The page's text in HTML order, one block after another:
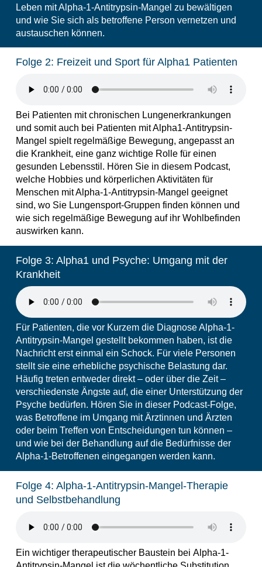
Leben mit Alpha-1-Antitrypsin-Mangel zu bewältigen
und wie Sie sich als betroffene Person vernetzen und
austauschen können.
Folge 2: Freizeit und Sport für Alpha1 Patienten
Bei Patienten mit chronischen Lungenerkrankungen
und somit auch bei Patienten mit Alpha1-Antitrypsin-
Mangel spielt regelmäßige Bewegung, angepasst an
die Krankheit, eine ganz wichtige Rolle für einen
gesunden Lebensstil. Hören Sie in diesem Podcast,
welche Hobbies und körperlichen Aktivitäten für
Menschen mit Alpha-1-Antitrypsin-Mangel geeignet
sind, wo Sie Lungensport-Gruppen finden können und
wie sich regelmäßige Bewegung auf ihr Wohlbefinden
auswirken kann.
Folge 3: Alpha1 und Psyche: Umgang mit der
Krankheit
Für Patienten, die vor Kurzem die Diagnose Alpha-1-
Antitrypsin-Mangel gestellt bekommen haben, ist die
Nachricht erst einmal ein Schock. Für viele Personen
stellt sie eine erhebliche psychische Belastung dar.
Häufig treten entweder direkt – oder über die Zeit –
verschiedenste Ängste auf, die einer Unterstützung der
Psyche bedürfen. Hören Sie in dieser Podcast-Folge,
was Betroffene im Umgang mit Ärztinnen und Ärzten
oder beim Treffen von Entscheidungen tun können –
und wie bei der Behandlung auf die Bedürfnisse der
Alpha-1-Betroffenen eingegangen werden kann.
Folge 4: Alpha-1-Antitrypsin-Mangel-Therapie
und Selbstbehandlung
Ein wichtiger therapeutischer Baustein bei Alpha-1-